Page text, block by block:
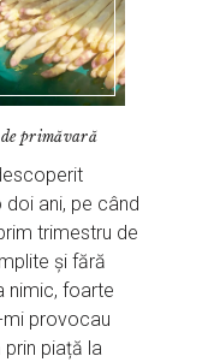
de primăvară
ani, pe când
trimestru de
și fără
nimic, foarte
mi provocau
piață la